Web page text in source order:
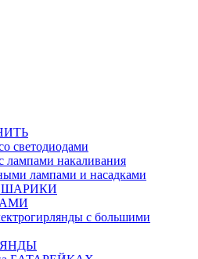
светодиодами
лампами накаливания
лампами и насадками
с большими